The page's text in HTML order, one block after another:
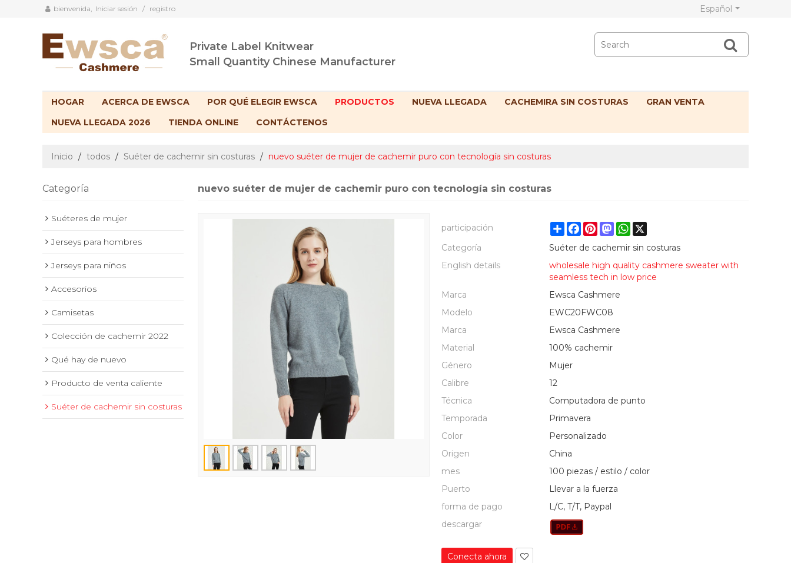
bienvenida, Iniciar sesión / registro Español
Private Label Knitwear
Small Quantity Chinese Manufacturer
HOGAR ACERCA DE EWSCA POR QUÉ ELEGIR EWSCA PRODUCTOS NUEVA LLEGADA CACHEMIRA SIN COSTURAS
GRAN VENTA
NUEVA LLEGADA 2026
TIENDA ONLINE CONTÁCTENOS
Inicio / todos / Suéter de cachemir sin costuras / nuevo suéter de mujer de cachemir puro con tecnología sin costuras
Categoría
Suéteres de mujer
Jerseys para hombres
Jerseys para niños
Accesorios
Camisetas
Colección de cachemir 2022
Qué hay de nuevo
Producto de venta caliente
Suéter de cachemir sin costuras
nuevo suéter de mujer de cachemir puro con tecnología sin costuras
participación ShareFacebook
Pinterest
Mastodon
WhatsApp
X
Categoría
Suéter de cachemir sin costuras
English details
wholesale high quality cashmere sweater with
seamless tech in low price
Marca
Ewsca Cashmere
Modelo
EWC20FWC08
Marca
Ewsca Cashmere
Material
100% cachemir
Género
Mujer
Calibre
12
Técnica
Computadora de punto
Temporada
Primavera
Color
Personalizado
Origen
China
mes
100 piezas / estilo / color
Puerto
Llevar a la fuerza
forma de pago
L/C, T/T, Paypal
descargar
Conecta ahora